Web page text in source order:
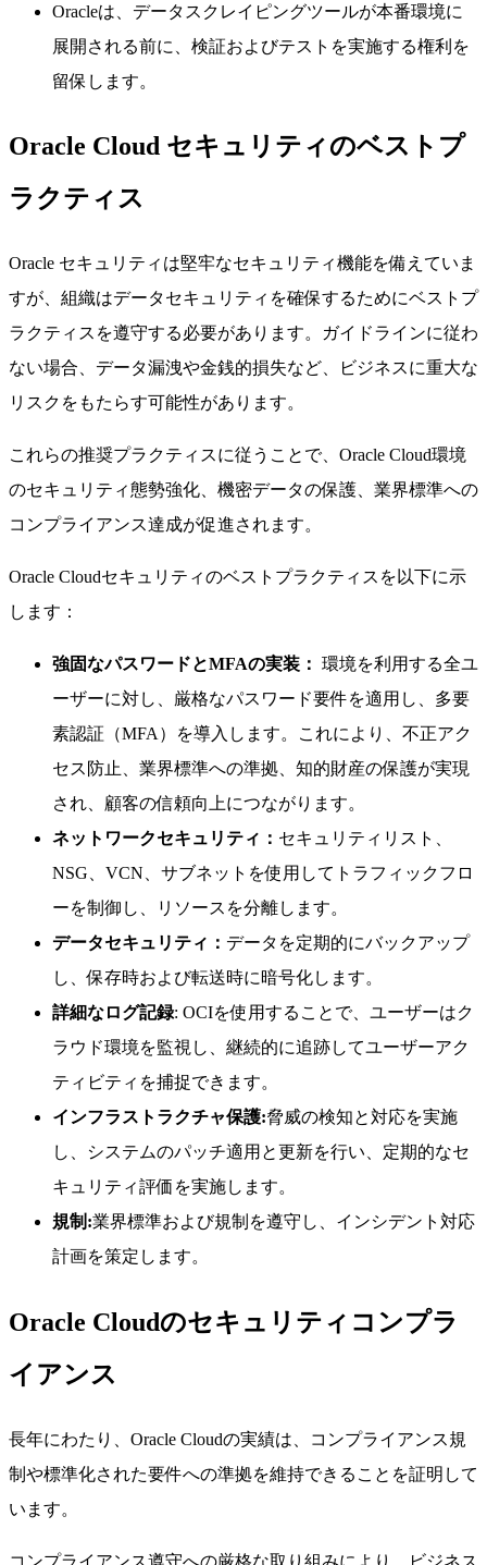
Oracleは、データスクレイピングツールが本番環境に
展開される前に、検証およびテストを実施する権利を
留保します。
Oracle Cloud セキュリティのベストプ
ラクティス
Oracle セキュリティは堅牢なセキュリティ機能を備えていま
すが、組織はデータセキュリティを確保するためにベストプ
ラクティスを遵守する必要があります。ガイドラインに従わ
ない場合、データ漏洩や金銭的損失など、ビジネスに重大な
リスクをもたらす可能性があります。
これらの推奨プラクティスに従うことで、Oracle Cloud環境
のセキュリティ態勢強化、機密データの保護、業界標準への
コンプライアンス達成が促進されます。
Oracle Cloudセキュリティのベストプラクティスを以下に示
します：
強固なパスワードとMFAの実装： 環境を利用する全ユ
ーザーに対し、厳格なパスワード要件を適用し、多要
素認証（MFA）を導入します。これにより、不正アク
セス防止、業界標準への準拠、知的財産の保護が実現
され、顧客の信頼向上につながります。
ネットワークセキュリティ： セキュリティリスト、
NSG、VCN、サブネットを使用してトラフィックフロ
ーを制御し、リソースを分離します。
データセキュリティ： データを定期的にバックアップ
し、保存時および転送時に暗号化します。
詳細なログ記録: OCIを使用することで、ユーザーはク
ラウド環境を監視し、継続的に追跡してユーザーアク
ティビティを捕捉できます。
インフラストラクチャ保護:脅威の検知と対応を実施
し、システムのパッチ適用と更新を行い、定期的なセ
キュリティ評価を実施します。
規制:業界標準および規制を遵守し、インシデント対応
計画を策定します。
Oracle Cloudのセキュリティコンプラ
イアンス
長年にわたり、Oracle Cloudの実績は、コンプライアンス規
制や標準化された要件への準拠を維持できることを証明して
います。